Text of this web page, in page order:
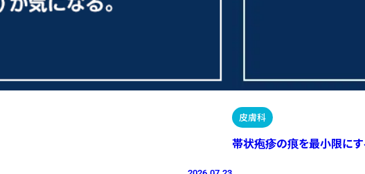
皮膚科
帯状疱疹の痕を最小限にす